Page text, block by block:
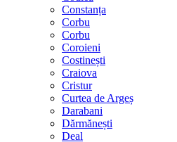
Constanța
Corbu
Corbu
Coroieni
Costinești
Craiova
Cristur
Curtea de Argeș
Darabani
Dărmănești
Deal